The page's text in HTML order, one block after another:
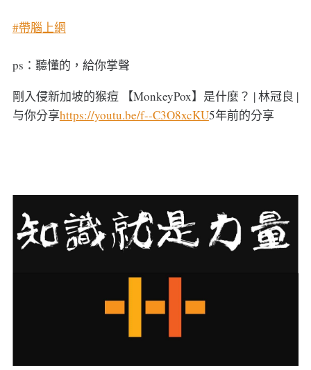
#帶腦上網
ps：聽懂的，給你掌聲
剛入侵新加坡的猴痘 【MonkeyPox】是什麼？ | 林冠良 |
与你分享https://youtu.be/f--C3O8xcKU5年前的分享